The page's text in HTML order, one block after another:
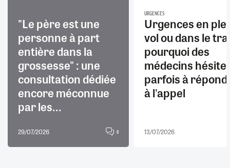
"Le père est une
personne à part
entière dans la
grossesse" : une
consultation dédiée
encore méconnue
par les...
29/07/2026 8
URGENCES
Urgences en
vol ou dans le
pourquoi des
médecins
parfois à
à l'appel
13/07/2026